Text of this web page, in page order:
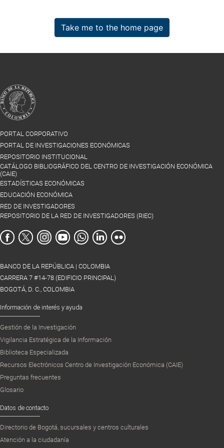
Take me to the home page
PORTAL CORPORATIVO
PORTAL DE INVESTIGACIONES ECONÓMICAS
REPOSITORIO INSTITUCIONAL
CATÁLOGO BIBLIOGRÁFICO DEL CENTRO DE INVESTIGACIÓN ECONÓMICA
(CAIE)
ESTADÍSTICAS ECONÓMICAS
EDUCACIÓN ECONÓMICA
RED DE INVESTIGADORES
REPOSITORIO DE LA RED DE INVESTIGADORES (RIEC)
BANCO DE LA REPÚBLICA | COLOMBIA
CARRERA 7 #14-78 (EDIFICIO PRINCIPAL)
BOGOTÁ, D. C., COLOMBIA
Información de interés y ayuda
Gestión de la Investigación
Vigilancia Estratégica de la Información
Biblioteca Especializada
Recursos Electrónicos Centro de Investigación Económica (CAIE)
Preguntas frecuentes
Glosario
Datos de contacto
Directorio de Bogotá, sucursales y centros culturales
Atención a la ciudadanía